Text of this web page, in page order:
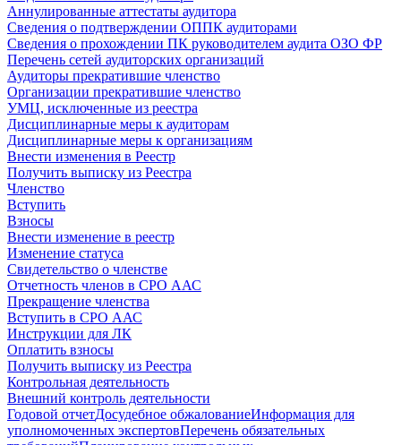
Аннулированные аттестаты аудитора
Сведения о подтверждении ОППК аудиторами
Сведения о прохождении ПК руководителем аудита ОЗО ФР
Перечень сетей аудиторских организаций
Аудиторы прекратившие членство
Организации прекратившие членство
УМЦ, исключенные из реестра
Дисциплинарные меры к аудиторам
Дисциплинарные меры к организациям
Внести изменения в Реестр
Получить выписку из Реестра
Членство
Вступить
Взносы
Внести изменение в реестр
Изменение статуса
Свидетельство о членстве
Отчетность членов в СРО ААС
Прекращение членства
Вступить в СРО ААС
Инструкции для ЛК
Оплатить взносы
Получить выписку из Реестра
Контрольная деятельность
Внешний контроль деятельности
Годовой отчетДосудебное обжалованиеИнформация для
уполномоченных экспертовПеречень обязательных